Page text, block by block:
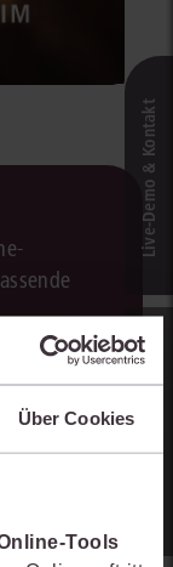
Über Cookies
Tools
Live‑Demo & Kontakt
Online-Produkt­berater